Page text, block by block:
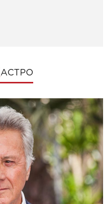
АСТРО